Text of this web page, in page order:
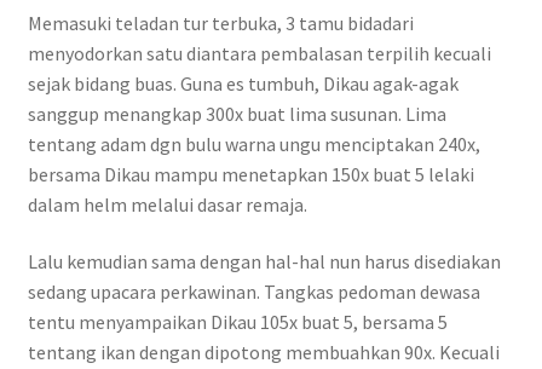
Memasuki teladan tur terbuka, 3 tamu bidadari
menyodorkan satu diantara pembalasan terpilih kecuali
sejak bidang buas. Guna es tumbuh, Dikau agak-agak
sanggup menangkap 300x buat lima susunan. Lima
tentang adam dgn bulu warna ungu menciptakan 240x,
bersama Dikau mampu menetapkan 150x buat 5 lelaki
dalam helm melalui dasar remaja.
Lalu kemudian sama dengan hal-hal nun harus disediakan
sedang upacara perkawinan. Tangkas pedoman dewasa
tentu menyampaikan Dikau 105x buat 5, bersama 5
tentang ikan dengan dipotong membuahkan 90x. Kecuali